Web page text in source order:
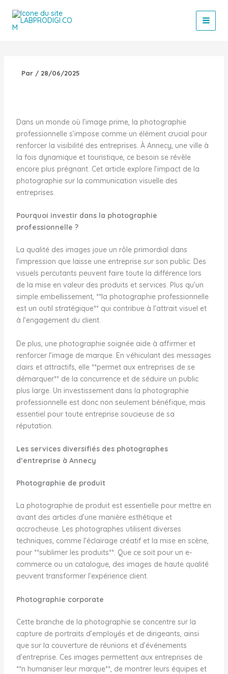
contenu
Par / 28/06/2025
Dans un monde où l’image prime, la photographie
professionnelle s’impose comme un élément crucial pour
renforcer la visibilité des entreprises. À Annecy, une ville à
la fois dynamique et touristique, ce besoin se révèle
encore plus prégnant. Cet article explore l’impact de la
photographie sur la communication visuelle des
entreprises.
Pourquoi investir dans la photographie
professionnelle ?
La qualité des images joue un rôle primordial dans
l’impression que laisse une entreprise sur son public. Des
visuels percutants peuvent faire toute la différence lors
de la mise en valeur des produits et services. Plus qu’un
simple embellissement, **la photographie professionnelle
est un outil stratégique** qui contribue à l’attrait visuel et
à l’engagement du client.
De plus, une photographie soignée aide à affirmer et
renforcer l’image de marque. En véhiculant des messages
clairs et attractifs, elle **permet aux entreprises de se
démarquer** de la concurrence et de séduire un public
plus large. Un investissement dans la photographie
professionnelle est donc non seulement bénéfique, mais
essentiel pour toute entreprise soucieuse de sa
réputation.
Les services diversifiés des photographes
d’entreprise à Annecy
Photographie de produit
La photographie de produit est essentielle pour mettre en
avant des articles d’une manière esthétique et
accrocheuse. Les photographes utilisent diverses
techniques, comme l’éclairage créatif et la mise en scène,
pour **sublimer les produits**. Que ce soit pour un e-
commerce ou un catalogue, des images de haute qualité
peuvent transformer l’expérience client.
Photographie corporate
Cette branche de la photographie se concentre sur la
capture de portraits d’employés et de dirigeants, ainsi
que sur la couverture de réunions et d’événements
d’entreprise. Ces images permettent aux entreprises de
**n humaniser leur marque**, de montrer leurs équipes et